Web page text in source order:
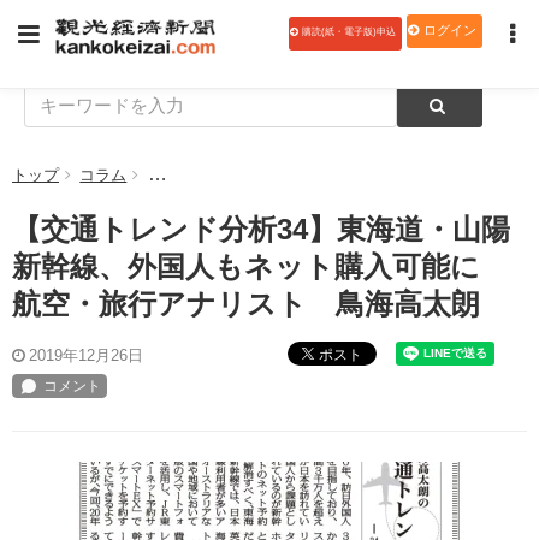
購読(紙・電子版)申込 ログイン
トップ コラム 【交通トレンド分析34】東海道・山陽新幹線、外国
【交通トレンド分析34】東海道・山陽
新幹線、外国人もネット購入可能に
航空・旅行アナリスト 鳥海高太朗
2019年12月26日 ポスト